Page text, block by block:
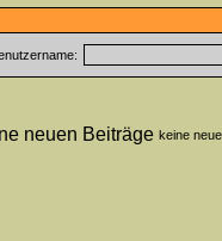
keine